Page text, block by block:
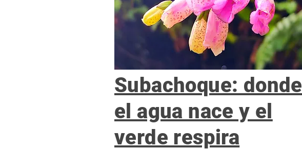
Subachoque: donde
el agua nace y el
verde respira